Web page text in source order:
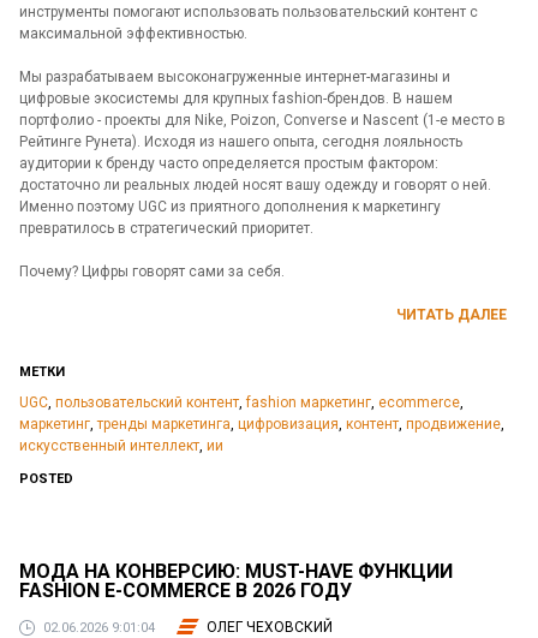
инструменты помогают использовать пользовательский контент с
максимальной эффективностью.
Мы разрабатываем высоконагруженные интернет-магазины и
цифровые экосистемы для крупных fashion-брендов. В нашем
портфолио - проекты для Nike, Poizon, Converse и Nascent (1-е место в
Рейтинге Рунета). Исходя из нашего опыта, сегодня лояльность
аудитории к бренду часто определяется простым фактором:
достаточно ли реальных людей носят вашу одежду и говорят о ней.
Именно поэтому UGC из приятного дополнения к маркетингу
превратилось в стратегический приоритет.
Почему? Цифры говорят сами за себя.
ЧИТАТЬ ДАЛЕЕ
МЕТКИ
UGC пользовательский контент fashion маркетинг ecommerce
маркетинг тренды маркетинга цифровизация контент продвижение
искусственный интеллект ии
POSTED
МОДА НА КОНВЕРСИЮ: MUST-HAVE ФУНКЦИИ
FASHION E-COMMERCE В 2026 ГОДУ
02.06.2026 9:01:04 ОЛЕГ ЧЕХОВСКИЙ